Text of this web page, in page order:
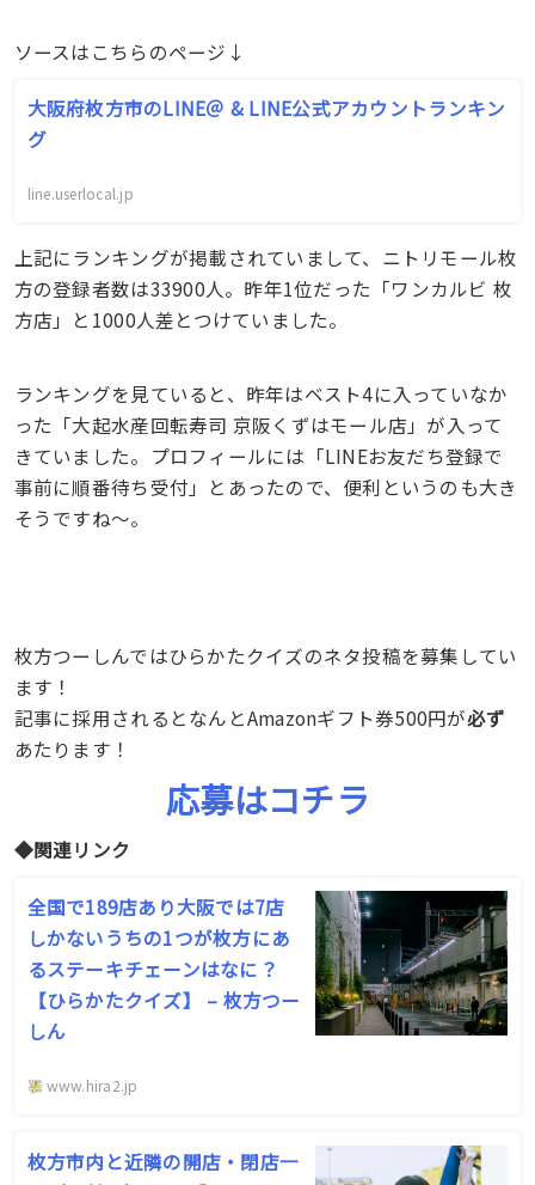
ソースはこちらのページ↓
大阪府枚方市のLINE＠ & LINE公式アカウントランキン
グ
line.userlocal.jp
上記にランキングが掲載されていまして、ニトリモール枚
方の登録者数は33900人。昨年1位だった「ワンカルビ 枚
方店」と1000人差とつけていました。
ランキングを見ていると、昨年はベスト4に入っていなか
った「大起水産回転寿司 京阪くずはモール店」が入って
きていました。プロフィールには「LINEお友だち登録で
事前に順番待ち受付」とあったので、便利というのも大き
そうですね〜。
枚方つーしんではひらかたクイズのネタ投稿を募集してい
ます！
記事に採用されるとなんとAmazonギフト券500円が必ず
あたります！
応募はコチラ
◆関連リンク
全国で189店あり大阪では7店
しかないうちの1つが枚方にあ
るステーキチェーンはなに？
【ひらかたクイズ】 – 枚方つー
しん
www.hira2.jp
枚方市内と近隣の開店・閉店一